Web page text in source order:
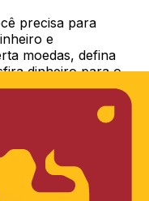
precisa para
e
moedas, defina
dinheiro para o
mesmo!